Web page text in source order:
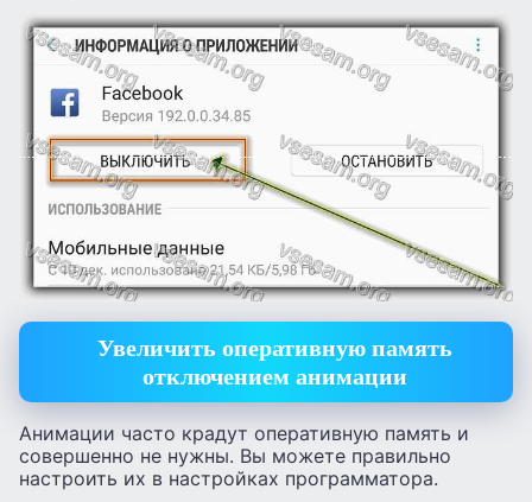
Увеличить оперативную память
отключением анимации
Анимации часто крадут оперативную память и
совершенно не нужны. Вы можете правильно
настроить их в настройках программатора.